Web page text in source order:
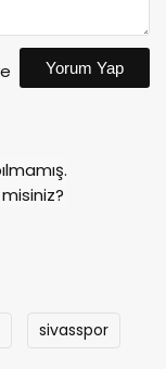
Yorum Yap
sivasspor